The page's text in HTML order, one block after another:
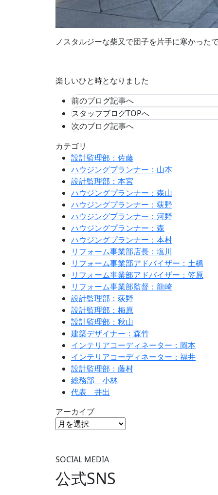
ノスタルジーな柴又で団子を片手に寒かった
楽しいひと時となりました
前のブログ記事へ
スタッフブログTOPへ
次のブログ記事へ
カテゴリ
設計監理部：佐藤
ハウジングプランナー：山本
設計監理部：本宮
ハウジングプランナー：森山
ハウジングプランナー：荻野
ハウジングプランナー：河野
ハウジングプランナー：森
ハウジングプランナー：本村
リフォーム事業部店長：塩川
リフォーム事業部アドバイザー：土橋
リフォーム事業部アドバイザー：笠原
リフォーム事業部監督：龍崎
設計監理部：荻野
設計監理部：梅原
設計監理部：秋山
建築デザイナー：森竹
インテリアコーディネーター：岡本
インテリアコーディネーター：福井
設計監理部：藤村
総務部 小林
代表 井出
アーカイブ
SOCIAL MEDIA
公式SNS